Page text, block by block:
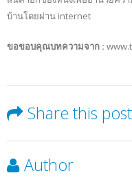
บ้านโดยผ่าน internet
ขอขอบคุณบทความจาก :
Share this post
Author